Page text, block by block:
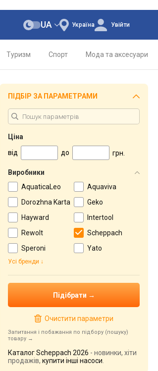
Україна
UA Увійти
Туризм Спорт Мода та аксесуари
ПІДБІР ЗА ПАРАМЕТРАМИ
Ціна
від
до грн.
Виробники
AquaticaLeo
Aquaviva
Dorozhna Karta
Geko
Hayward
Intertool
Rewolt
Scheppach
Speroni
Yato
Усі бренди
Очистити параметри
Запитання і побажання по підбору (пошуку)
товару
Каталог Scheppach 2026 - новинки, хіти
продажів, купити інші насоси